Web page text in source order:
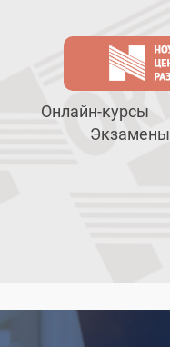
Онлайн-курсы
Экзамены